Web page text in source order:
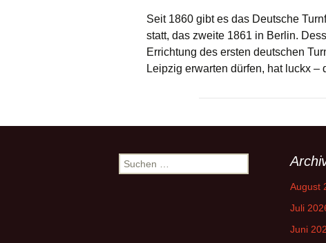
Seit 1860 gibt es das Deutsche
statt, das zweite 1861 in Berlin.
Errichtung des ersten deutschen
Leipzig erwarten dürfen, hat luckx –
Suchen
nach:
August
Juli
Juni